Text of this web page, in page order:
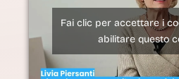
Fai clic per accettare i
abilitare questo